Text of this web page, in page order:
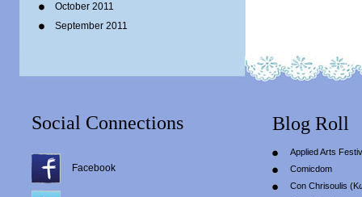
October 2011
September 2011
Social Connections
Facebook
Blog Roll
Applied Arts
Comicdom
Con Chrisoulis